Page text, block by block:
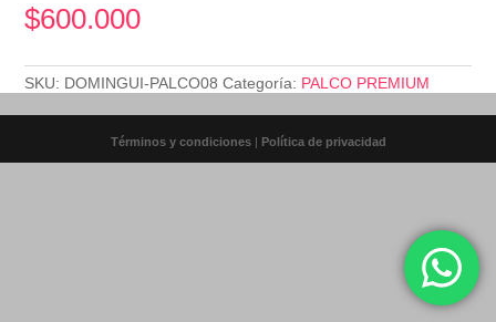
$600.000
SKU: DOMINGUI-PALCO08 Categoría: PALCO PREMIUM
Términos y condiciones | Política de privacidad